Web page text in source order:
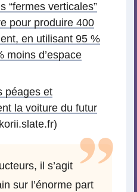
“fermes verticales”
pour produire 400
en utilisant 95 %
moins d’espace
péages et
la voiture du futur
il s’agit
sur l’énorme part